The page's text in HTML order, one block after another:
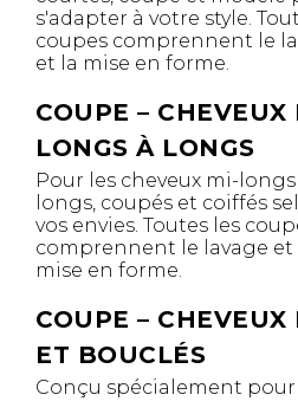
s'adapter à votre style.
coupes comprennent le
et la mise en forme.
COUPE – CHEVEUX
LONGS À LONGS
Pour les cheveux mi-longs
longs, coupés et coiffés
vos envies. Toutes les
comprennent le lavage et
mise en forme.
COUPE – CHEVEUX
ET BOUCLÉS
Conçu spécialement pour